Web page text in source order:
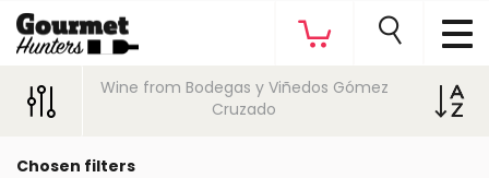
Wine from Bodegas y Viñedos Gómez
Cruzado
Chosen filters